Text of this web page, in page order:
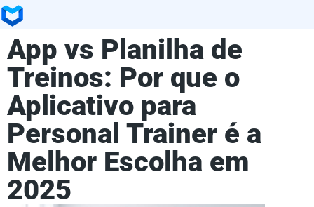
App vs Planilha de
Treinos: Por que o
Aplicativo para
Personal Trainer é a
Melhor Escolha em
2025